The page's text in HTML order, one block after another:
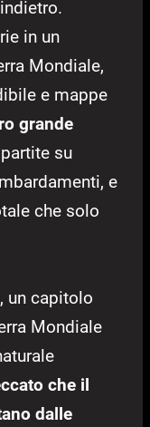
in un
Mondiale,
e mappe
grande
su
e
che solo
un capitolo
Mondiale
che il
dalle